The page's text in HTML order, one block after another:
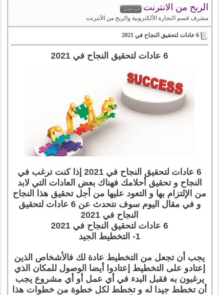
الربح من الانترنت
مشرف قسم التجارة الألكترونية والربح من الأنترنت
6 عادات لتحقيق النجاح في 2021
6 عادات لتحقيق النجاح في 2021
6 عادات لتحقيق النجاح في 2021 إذا كنت ترغب في
النجاح و تحقيق أحلامك فهناك بعض العادات التي لابد
من الإلتزام بها و التعود عليها من أجل تحقيق هذا النجاح
و في مقال اليوم سوف نتحدث عن 6 عادات لتحقيق
النجاح في 2021
6 عادات لتحقيق النجاح في 2021
1- التخطيط الجيد
يجب أن تجعل من التخطيط عادة لك فالأشخاص الذين
إعتادو على التخطيط إعتادوا أيضا الوصول للمكان الذي
يرغبون به فقبل البدء في أي عمل أو أي مشروع يجب
أن تخطط جيدا له و تخطط لكل خطوة من خطوات هذا